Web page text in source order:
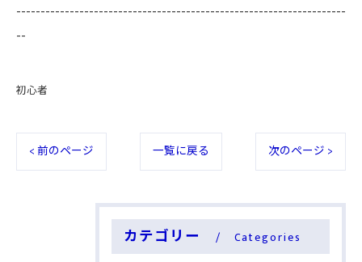
--------------------------------------------------------------------
--
初心者
< 前のページ 一覧に戻る 次のページ >
カテゴリー Categories